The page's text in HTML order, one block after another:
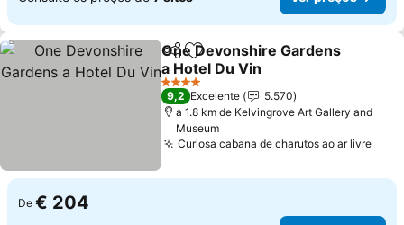
PartilharAdicionar aos favoritos
One Devonshire Gardens
a Hotel Du Vin
Ver preços
4 Estrelas
9,2 Excelente
5.570
a 1.8 km de Kelvingrove Art Gallery and
Museum
Curiosa cabana de charutos ao ar livreVer
De € 204